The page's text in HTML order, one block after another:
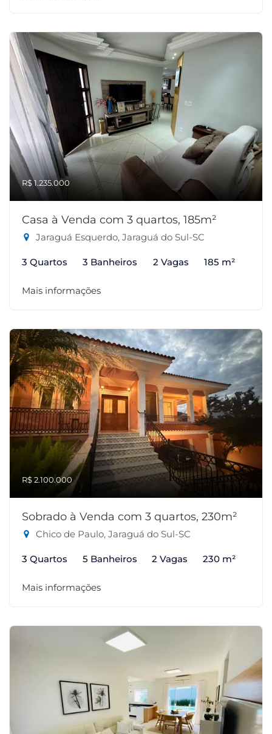
R$ 1.235.000
Casa à Venda com 3 quartos, 185m²
Jaraguá Esquerdo, Jaraguá do Sul-SC
3 Quartos 3 Banheiros 2 Vagas 185 m²
Mais informações
R$ 2.100.000
Sobrado à Venda com 3 quartos, 230m²
Chico de Paulo, Jaraguá do Sul-SC
3 Quartos 5 Banheiros 2 Vagas 230 m²
Mais informações